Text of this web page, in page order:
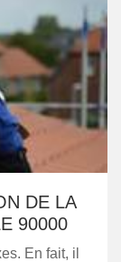
DE LA
90000
En fait, il